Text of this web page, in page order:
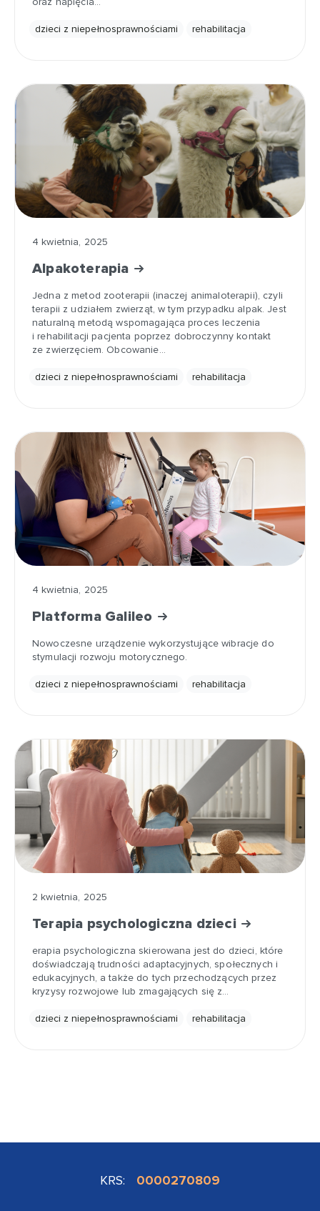
dzieci z niepełnosprawnościami rehabilitacja
4 kwietnia, 2025
Alpakoterapia
Jedna z metod zooterapii (inaczej animaloterapii), czyli
terapii z udziałem zwierząt, w tym przypadku alpak. Jest
naturalną metodą wspomagająca proces leczenia
i rehabilitacji pacjenta poprzez dobroczynny kontakt
ze zwierzęciem. Obcowanie…
dzieci z niepełnosprawnościami rehabilitacja
4 kwietnia, 2025
Platforma Galileo
Nowoczesne urządzenie wykorzystujące wibracje do
stymulacji rozwoju motorycznego.
dzieci z niepełnosprawnościami rehabilitacja
2 kwietnia, 2025
Terapia psychologiczna dzieci
erapia psychologiczna skierowana jest do dzieci, które
doświadczają trudności adaptacyjnych, społecznych i
edukacyjnych, a także do tych przechodzących przez
kryzysy rozwojowe lub zmagających się z…
dzieci z niepełnosprawnościami rehabilitacja
KRS: 0000270809